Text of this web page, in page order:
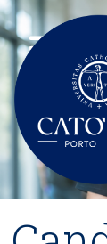
Passar para o